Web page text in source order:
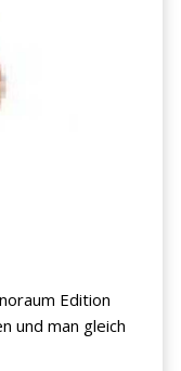
Edition
und man gleich